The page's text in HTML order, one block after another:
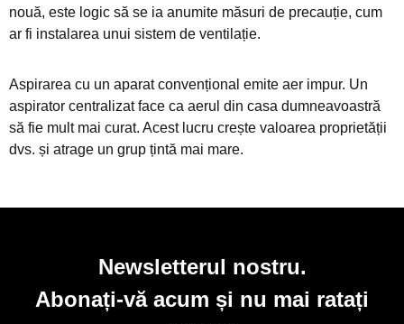
nouă, este logic să se ia anumite măsuri de precauție, cum
ar fi instalarea unui sistem de ventilație.
Aspirarea cu un aparat convențional emite aer impur. Un
aspirator centralizat face ca aerul din casa dumneavoastră
să fie mult mai curat. Acest lucru crește valoarea proprietății
dvs. și atrage un grup țintă mai mare.
Newsletterul nostru.
Abonați-vă acum și nu mai ratați